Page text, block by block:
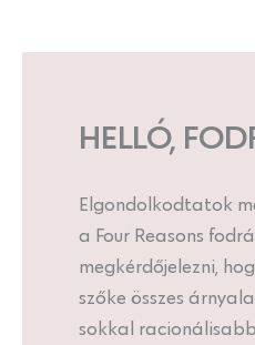
HELLÓ,
Elgondolkodtatok
a Four Reasons
megkérdőjelezni,
szőke összes
sokkal